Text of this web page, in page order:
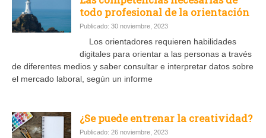
todo profesional de la orientación
Publicado: 30 noviembre, 2023
Los orientadores requieren habilidades
digitales para orientar a las personas a través
de diferentes medios y saber consultar e interpretar datos sobre
el mercado laboral, según un informe
¿Se puede entrenar la creatividad?
Publicado: 26 noviembre, 2023